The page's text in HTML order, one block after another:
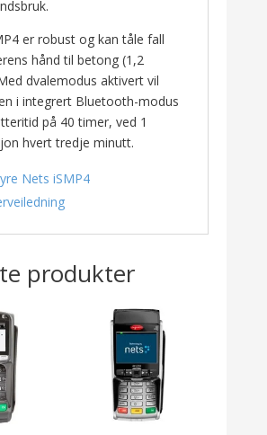
er robust og kan tåle fall
hånd til betong (1,2
dvalemodus aktivert vil
i integrert Bluetooth-modus
på 40 timer, ved 1
hvert tredje minutt.
Nets iSMP4
produkter